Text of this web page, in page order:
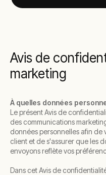
Avis de
marketing
À quelles données
Le présent Avis de
des communications
données personnelles afin
client et de s'assurer que les
envoyons reflète vos
Dans cet Avis de